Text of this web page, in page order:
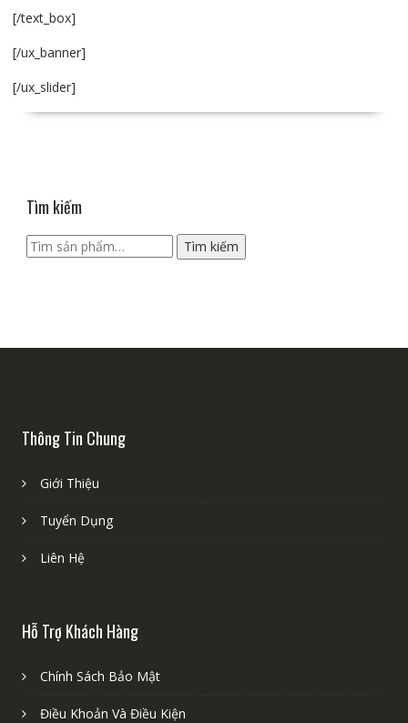
[/text_box]
[/ux_banner]
[/ux_slider]
Tìm kiếm
Tìm
kiếm:
Tìm kiếm
Thông Tin Chung
Giới Thiệu
Tuyển Dụng
Liên Hệ
Hỗ Trợ Khách Hàng
Chính Sách Bảo Mật
Điều Khoản Và Điều Kiện